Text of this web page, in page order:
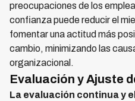
preocupaciones de los
confianza puede reducir el
fomentar una actitud más
cambio, minimizando las
organizacional.
Evaluación y Ajuste
La evaluación continua y